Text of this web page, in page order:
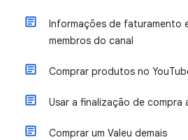
Informações de faturamento
membros do canal
Comprar produtos no
Usar a finalização de compra
Comprar um Valeu demais